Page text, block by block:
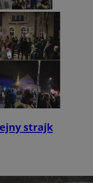
strajk